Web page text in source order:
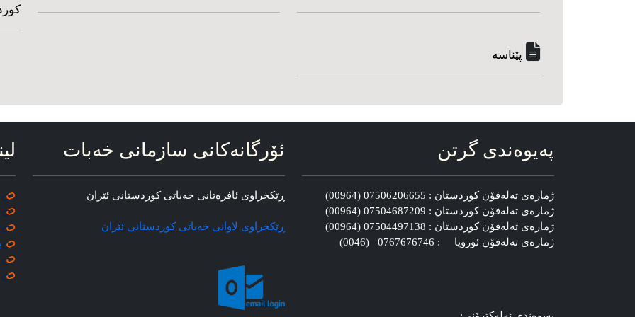
پێناسه‌
په‌یوه‌ندی گرتن
ژماره‌ی ته‌له‌فۆن کوردستان : 07506206655 (00964)
ژماره‌ی ته‌له‌فۆن کوردستان : 07504687209 (00964)
ژماره‌ی ته‌له‌فۆن کوردستان : 07504497138 (00964)
ژماره‌ی ته‌له‌فۆن ئوروپا : 0767676746 (0046)
ئۆرگانه‌کانی سازمانی خه‌بات
ڕێکخراوی ئافره‌تانی خه‌باتی کوردستانی ئێران
ڕێکخراوی لاوانی خه‌باتی کوردستانی ئێران